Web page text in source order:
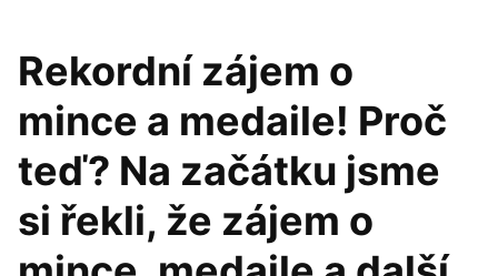
Rekordní zájem o
mince a medaile! Proč
teď? Na začátku jsme
si řekli, že zájem o